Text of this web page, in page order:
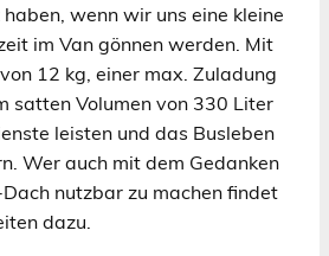
wenn wir uns eine kleine
im Van gönnen werden. Mit
12 kg, einer max. Zuladung
satten Volumen von 330 Liter
leisten und das Busleben
Wer auch mit dem Gedanken
nutzbar zu machen findet
dazu.